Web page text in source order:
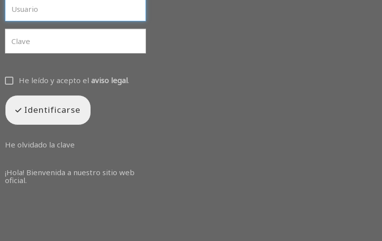
He leído y acepto el aviso legal.
Identificarse
He olvidado la clave
¡Hola! Bienvenida a nuestro sitio web
oficial.